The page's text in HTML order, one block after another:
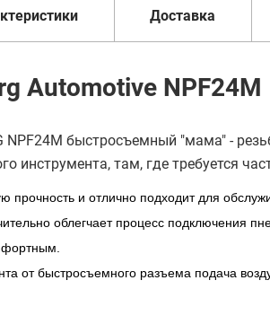
Доставка
Automotive NPF24M
NPF24M быстросъемный "мама" -
инструмента, там, где требуется
и отлично подходит для
облегчает процесс подключения
от быстросъемного разъема подача